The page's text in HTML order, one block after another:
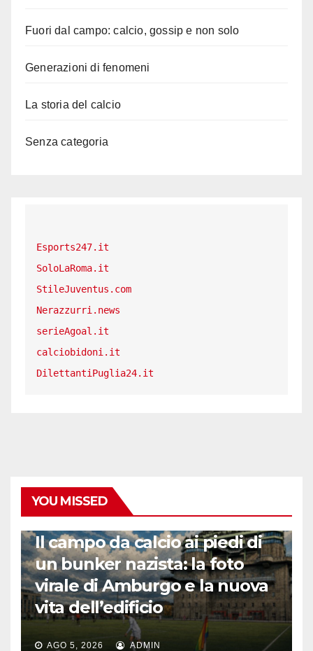
Fuori dal campo: calcio, gossip e non solo
Generazioni di fenomeni
La storia del calcio
Senza categoria
Esports247.it
SoloLaRoma.it
StileJuventus.com
Nerazzurri.news
serieAgoal.it
calciobidoni.it
DilettantiPuglia24.it
YOU MISSED
Il campo da calcio ai piedi di
un bunker nazista: la foto
virale di Amburgo e la nuova
vita dell’edificio
AGO 5, 2026 ADMIN